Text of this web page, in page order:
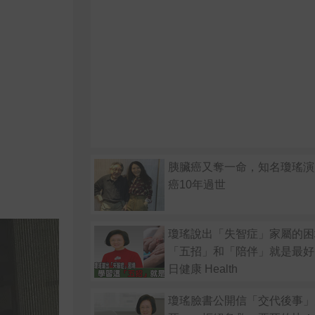
胰臟癌又奪一命，知名瓊瑤
癌10年過世
瓊瑤說出「失智症」家屬的
「五招」和「陪伴」就是最
日健康 Health
瓊瑤臉書公開信「交代後事